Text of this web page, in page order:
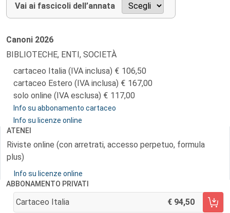
Vai ai fascicoli dell’annata
Canoni 2026
BIBLIOTECHE, ENTI, SOCIETÀ
cartaceo Italia (IVA inclusa)
106,50
cartaceo Estero (IVA inclusa)
167,00
solo online (IVA esclusa)
117,00
Info su abbonamento cartaceo
Info su licenze online
ATENEI
Riviste online (con arretrati, accesso perpetuo, formula
plus)
Info su licenze online
ABBONAMENTO PRIVATI
Cartaceo Italia 94,50
AGGIUNGI AL CARRELLO